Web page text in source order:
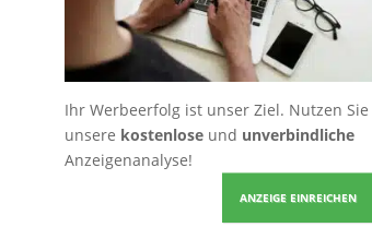
Ihr Werbeerfolg ist unser Ziel. Nutzen Sie
unsere kostenloseund unverbindliche
Anzeigenanalyse!
ANZEIGE EINREICHEN